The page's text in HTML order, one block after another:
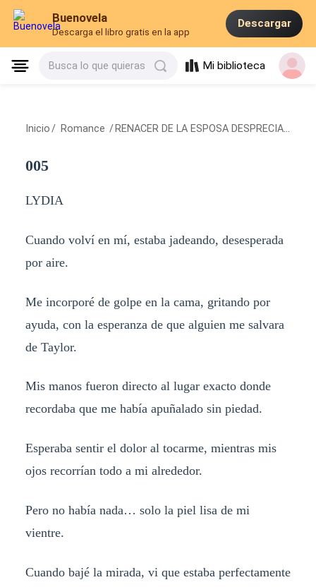
Buenovela
Descarga el libro gratis en la app
Descargar
Busca lo que quieras Mi biblioteca
Inicio / Romance / RENACER DE LA ESPOSA DESPRECIADA
005
LYDIA
Cuando volví en mí, estaba jadeando, desesperada
por aire.
Me incorporé de golpe en la cama, gritando por
ayuda, con la esperanza de que alguien me salvara
de Taylor.
Mis manos fueron directo al lugar exacto donde
recordaba que me había apuñalado sin piedad.
Esperaba sentir el dolor al tocarme, mientras mis
ojos recorrían todo a mi alrededor.
Pero no había nada… solo la piel lisa de mi
vientre.
Cuando bajé la mirada, vi que estaba perfectamente